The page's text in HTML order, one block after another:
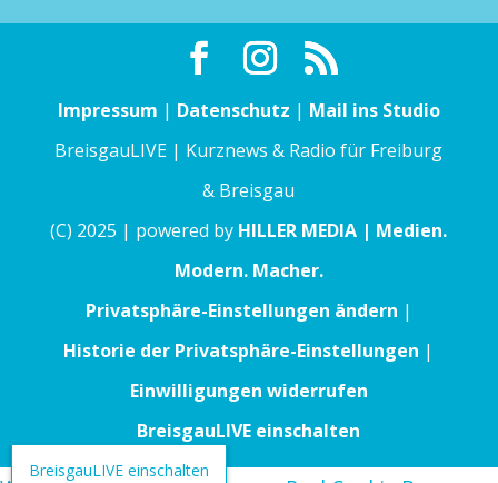
Impressum | Datenschutz | Mail ins Studio
BreisgauLIVE | Kurznews & Radio für Freiburg
& Breisgau
(C) 2025 | powered by HILLER MEDIA | Medien.
Modern. Macher.
Privatsphäre-Einstellungen ändern |
Historie der Privatsphäre-Einstellungen |
Einwilligungen widerrufen
BreisgauLIVE einschalten
BreisgauLIVE einschalten